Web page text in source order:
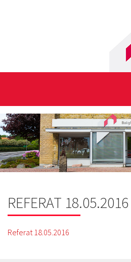
REFERAT 18.05.2016
Referat 18.05.2016